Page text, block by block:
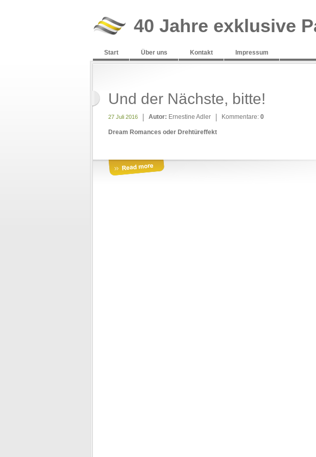
40 Jahre exklusive
Start Über uns Kontakt Impressum
Und der Nächste, bitte!
27 Juli 2016 Autor: Ernestine Adler Kommentare: 0
Dream Romances oder Drehtüreffekt